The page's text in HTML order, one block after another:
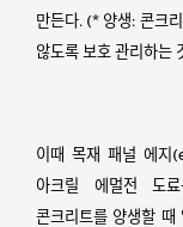
만든다. (* 양생: 콘크
않도록 보호 관리하는
이때 목재 패널 에지
아크릴 에멀전 도
콘크리트를 양생할 때